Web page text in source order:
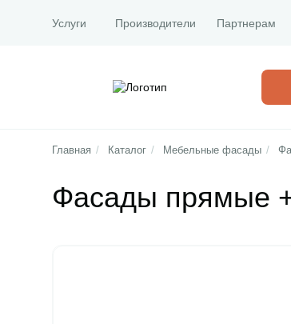
Услуги Производители Партнерам
Главная / Каталог / Мебельные фасады /
Фасады прямые